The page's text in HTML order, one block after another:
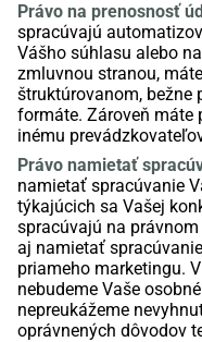
Právo na prenosnosť
spracúvajú
Vášho súhlasu alebo
zmluvnou stranou,
štruktúrovanom,
formáte. Zároveň máte
inému
Právo namietať
namietať spracúvanie
týkajúcich sa Vašej
spracúvajú na
aj namietať spracúvanie
priameho marketingu. V
nebudeme Vaše
nepreukážeme
oprávnených dôvodov